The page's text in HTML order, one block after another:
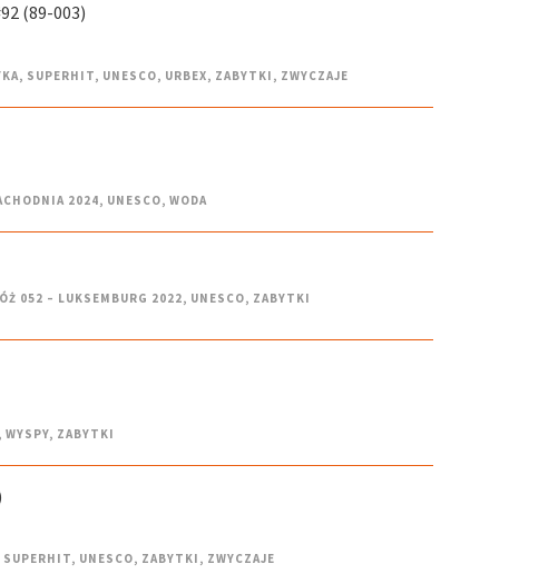
(89-003)
, SUPERHIT, UNESCO, URBEX, ZABYTKI , ZWYCZAJE
2024, UNESCO, WODA
052 – LUKSEMBURG 2022, UNESCO, ZABYTKI
WYSPY, ZABYTKI
SUPERHIT, UNESCO, ZABYTKI , ZWYCZAJE